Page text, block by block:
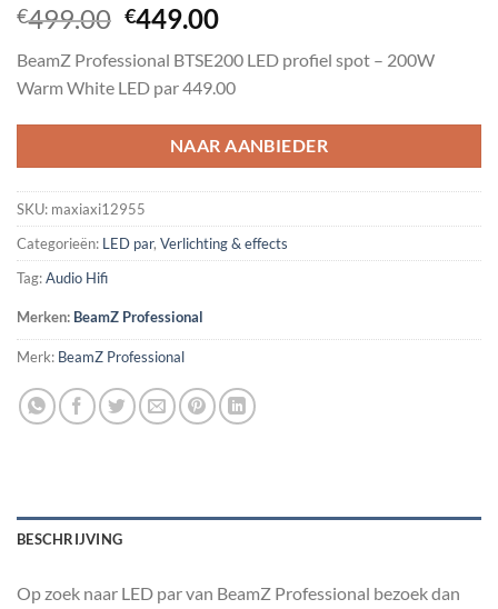
€499.00 Oorspronkelijke
was:
€499.00.
€449.00Huidige
is:
€449.00.
BeamZ Professional BTSE200 LED profiel spot – 200W
Warm White LED par 449.00
NAAR AANBIEDER
SKU: maxiaxi12955
Categorieën: LED par, Verlichting & effects
Tag:Audio Hifi
Merken: BeamZ Professional
Merk: BeamZ Professional
BESCHRIJVING
Op zoek naar LED par van BeamZ Professional bezoek dan